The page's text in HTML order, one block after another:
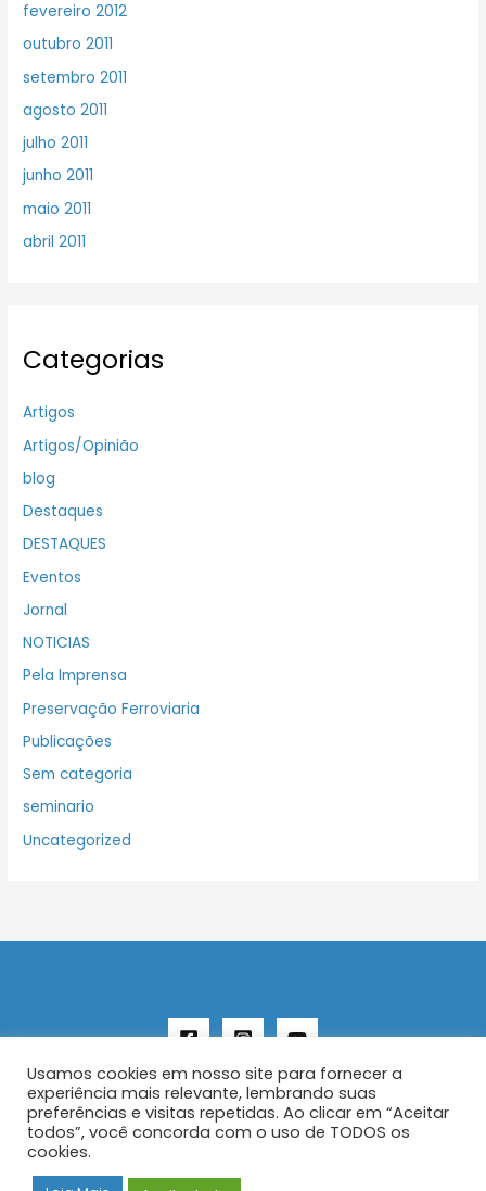
fevereiro 2012
outubro 2011
setembro 2011
agosto 2011
julho 2011
junho 2011
maio 2011
abril 2011
Categorias
Artigos
Artigos/Opinião
blog
Destaques
DESTAQUES
Eventos
Jornal
NOTICIAS
Pela Imprensa
Preservação Ferroviaria
Publicações
Sem categoria
seminario
Uncategorized
Copyright © 2026 AENFER
Construído por IurySan
Usamos cookies em nosso site para fornecer a
experiência mais relevante, lembrando suas
preferências e visitas repetidas. Ao clicar em “Aceitar
todos”, você concorda com o uso de TODOS os
cookies.